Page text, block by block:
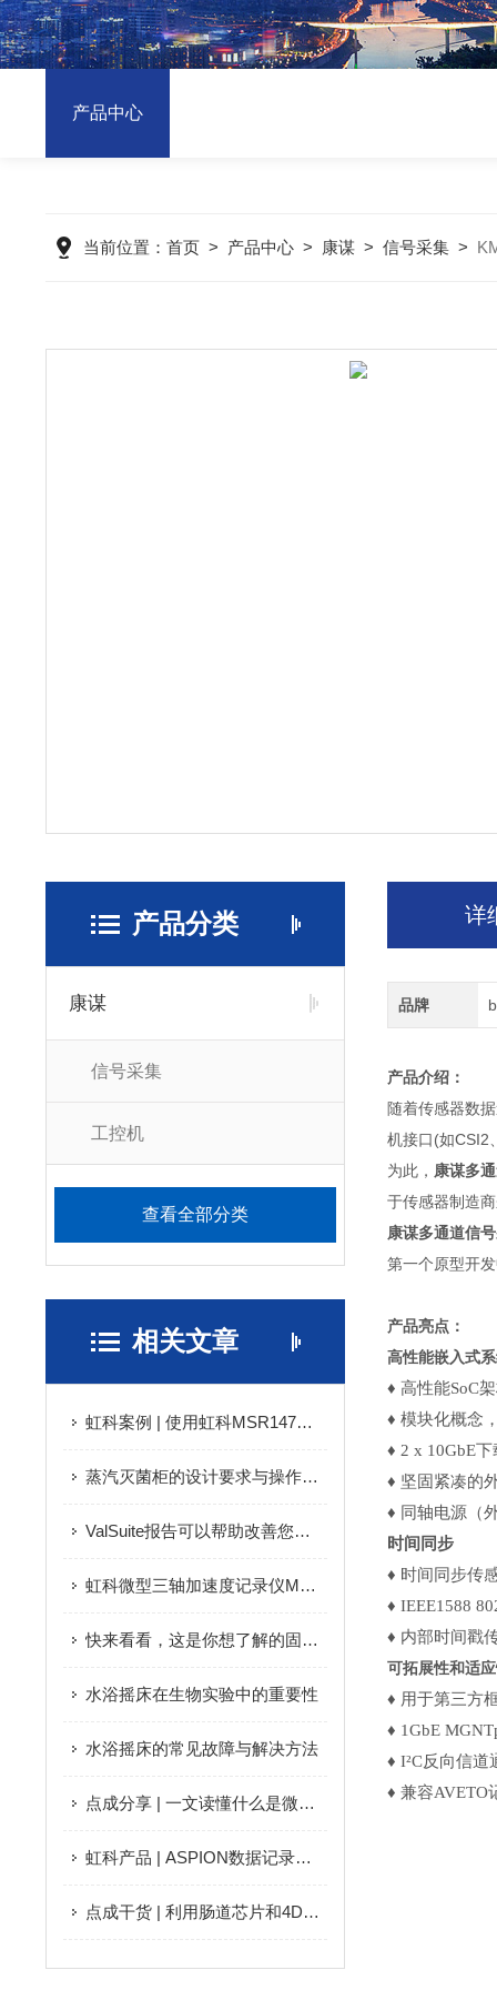
产品中心
当前位置： 首页> 产品中心> 康谋> 信号采集>
产品分类
康谋
信号采集
工控机
查看全部分类
相关文章
虹科案例 | 使用虹科MSR147WD测试自行车背包的热生理舒适性
蒸汽灭菌柜的设计要求与操作规范
ValSuite报告可以帮助改善您的验证过程的6种方式
虹科微型三轴加速度记录仪MSR165用于传感器的故障诊断
快来看看，这是你想了解的固态光源吗？
水浴摇床在生物实验中的重要性
水浴摇床的常见故障与解决方法
点成分享 | 一文读懂什么是微流控芯片
虹科产品 | ASPION数据记录器：分析运输过程中的碰撞、冲击和振动
点成干货 | 利用肠道芯片和4D成像了解病原体入侵
详
品牌
产品介绍：
随着传感器数
机接口(如CSI2
为此， 康谋多
于传感器制造
康谋多通道信
第一个原型开
产品亮点：
高性能嵌入式
♦ 高性能SoC
♦ 模块化概念
♦ 2 x 10GbE
♦ 坚固紧凑的
♦ 同轴电源（
时间同步
♦ 时间同步传
♦ IEEE1588
♦ 内部时间戳
可拓展性和适
♦ 用于第三方
♦ 1GbE
♦ I²C反向信道
♦ 兼容AVETO